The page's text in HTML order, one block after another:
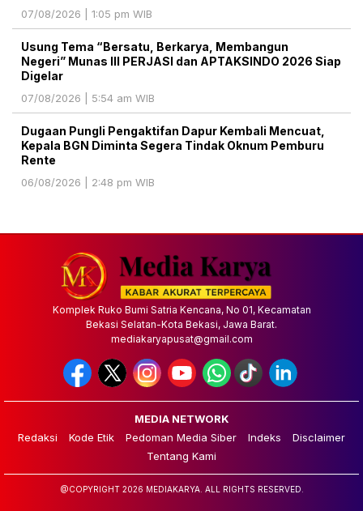
07/08/2026 | 1:05 pm WIB
Usung Tema “Bersatu, Berkarya, Membangun
Negeri” Munas III PERJASI dan APTAKSINDO 2026 Siap
Digelar
07/08/2026 | 5:54 am WIB
Dugaan Pungli Pengaktifan Dapur Kembali Mencuat,
Kepala BGN Diminta Segera Tindak Oknum Pemburu
Rente
06/08/2026 | 2:48 pm WIB
Komplek Ruko Bumi Satria Kencana, No 01, Kecamatan
Bekasi Selatan-Kota Bekasi, Jawa Barat.
mediakaryapusat@gmail.com
MEDIA NETWORK
Redaksi
Kode Etik Pedoman Media Siber Indeks
Disclaimer
Tentang Kami
@COPYRIGHT 2026 MEDIAKARYA. ALL RIGHTS RESERVED.